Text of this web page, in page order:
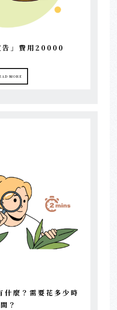
告」費用20000
MORE
什麼？需要花多少時
間？